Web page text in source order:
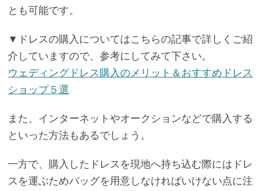
とも可能です。
▼ドレスの購入についてはこちらの記事で詳しくご紹
介していますので、参考にしてみて下さい。
ウェディングドレス購入のメリット＆おすすめドレス
ショップ５選
また、インターネットやオークションなどで購入する
といった方法もあるでしょう。
一方で、購入したドレスを現地へ持ち込む際にはドレ
スを運ぶためバッグを用意しなければいけない点に注